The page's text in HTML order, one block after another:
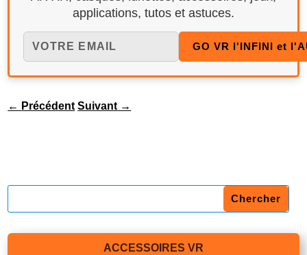
applications, tutos et astuces.
← Précédent Suivant →
ACCESSOIRES VR